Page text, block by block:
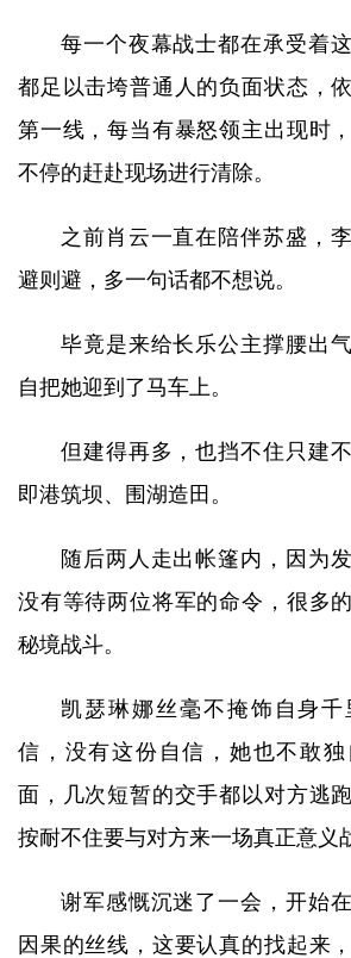
每一个夜幕战士都在承受着
都足以击垮普通人的负面状态，
第一线，每当有暴怒领主出现时
不停的赶赴现场进行清除。
之前肖云一直在陪伴苏盛，
避则避，多一句话都不想说。
毕竟是来给长乐公主撑腰出
自把她迎到了马车上。
但建得再多，也挡不住只建
即港筑坝、围湖造田。
随后两人走出帐篷内，因为
没有等待两位将军的命令，很多
秘境战斗。
凯瑟琳娜丝毫不掩饰自身千
信，没有这份自信，她也不敢
面，几次短暂的交手都以对方逃
按耐不住要与对方来一场真正意义
谢军感慨沉迷了一会，开始
因果的丝线，这要认真的找起来